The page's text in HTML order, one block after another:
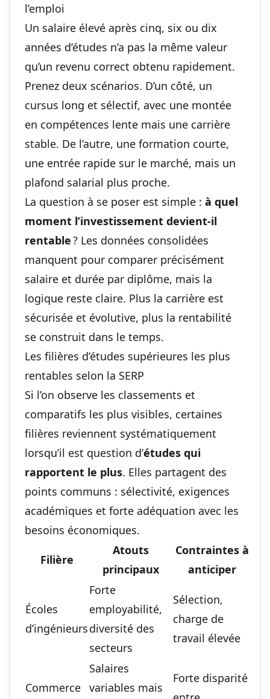
l’emploi
Un salaire élevé après cinq, six ou dix
années d’études n’a pas la même valeur
qu’un revenu correct obtenu rapidement.
Prenez deux scénarios. D’un côté, un
cursus long et sélectif, avec une montée
en compétences lente mais une carrière
stable. De l’autre, une formation courte,
une entrée rapide sur le marché, mais un
plafond salarial plus proche.
La question à se poser est simple : à quel
moment l’investissement devient-il
rentable? Les données consolidées
manquent pour comparer précisément
salaire et durée par diplôme, mais la
logique reste claire. Plus la carrière est
sécurisée et évolutive, plus la rentabilité
se construit dans le temps.
Les filières d’études supérieures les plus
rentables selon la SERP
Si l’on observe les classements et
comparatifs les plus visibles, certaines
filières reviennent systématiquement
lorsqu’il est question d’études qui
rapportent le plus. Elles partagent des
points communs : sélectivité, exigences
académiques et forte adéquation avec les
besoins économiques.
Filière
Atouts
principaux
Contraintes à
anticiper
Écoles
d’ingénieurs
Forte
employabilité,
diversité des
secteurs
Sélection,
charge de
travail élevée
Commerce
Salaires
variables mais
Forte disparité